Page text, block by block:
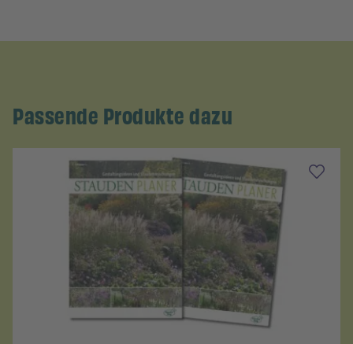
Passende Produkte dazu